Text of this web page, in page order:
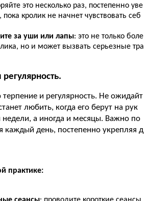
это несколько раз, постепенно уве
кролик не начнет чувствовать себ
за уши или лапы: это не только боле
но и может вызвать серьезные тра
и регулярность. Не ожидайт
любить, когда его берут на рук
недели, а иногда и месяцы. Важно по
каждый день, постепенно укрепляя д
практике: